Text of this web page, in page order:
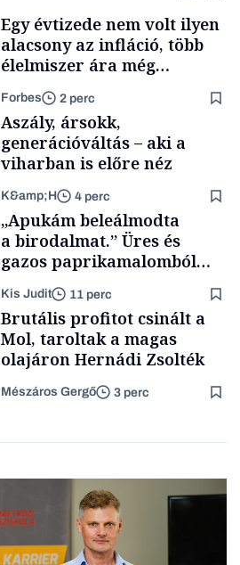
Egy évtizede nem volt ilyen
alacsony az infláció, több
élelmiszer ára még
rohamosan csökken is
Forbes 2 perc
Aszály, ársokk,
generációváltás – aki a
viharban is előre néz
K&amp;H 4 perc
„Apukám beleálmodta
a birodalmat.” Üres és
gazos paprikamalomból
lett az igazi családi
fűszersztori
Kis Judit 11 perc
Brutális profitot csinált a
Mol, taroltak a magas
olajáron Hernádi Zsolték
Mészáros Gergő 3 perc